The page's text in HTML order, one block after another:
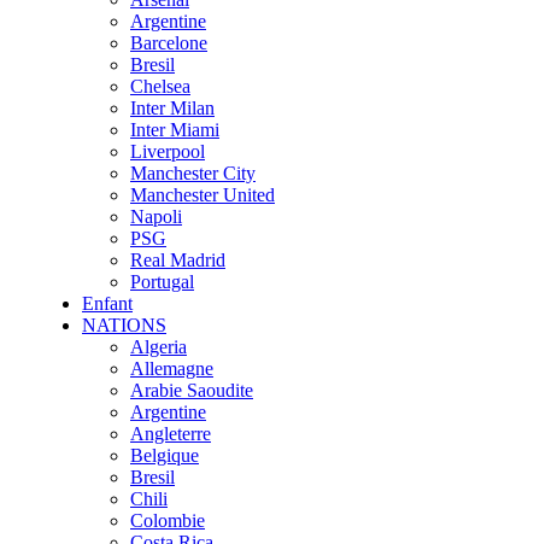
Argentine
Barcelone
Bresil
Chelsea
Inter Milan
Inter Miami
Liverpool
Manchester City
Manchester United
Napoli
PSG
Real Madrid
Portugal
Enfant
NATIONS
Algeria
Allemagne
Arabie Saoudite
Argentine
Angleterre
Belgique
Bresil
Chili
Colombie